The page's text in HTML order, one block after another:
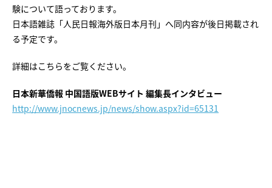
験について語っております。
日本語雑誌「人民日報海外版日本月刊」へ同内容が後日掲載され
る予定です。
詳細はこちらをご覧ください。
日本新華僑報 中国語版WEBサイト 編集長インタビュー
http://www.jnocnews.jp/news/show.aspx?id=65131